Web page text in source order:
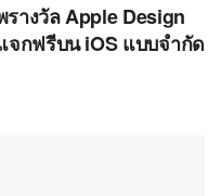
างวัล Apple Design
จกฟรีบน iOS แบบจำกัด